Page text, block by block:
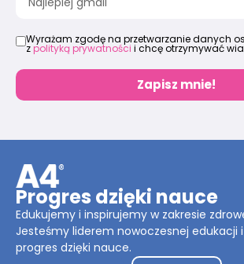
Wyrażam zgodę na przetwarzanie danych
zpolityką prywatności i chcę otrzymywać
Zapisz mnie!
Progres dzięki nauce
Edukujemy i inspirujemy w zakresie
Jesteśmy liderem nowoczesnej edukacji
progres dzięki nauce.